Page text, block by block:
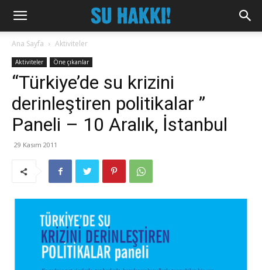
Ana Sayfa Aktiviteler
Aktiviteler Öne çıkanlar
“Türkiye’de su krizini
derinleştiren politikalar ”
Paneli – 10 Aralık, İstanbul
29 Kasım 2011